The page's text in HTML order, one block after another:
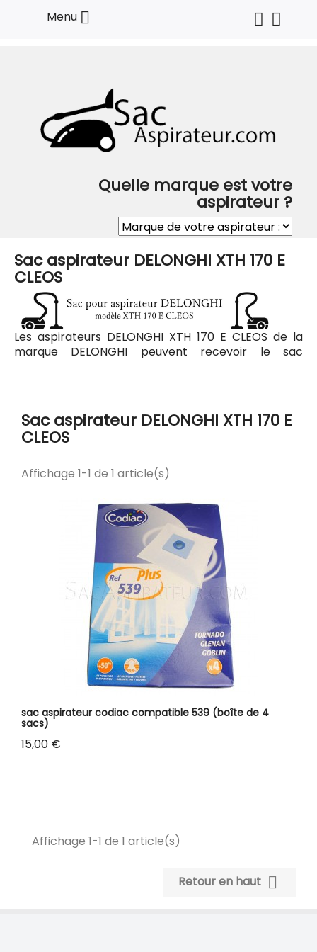
Menu 
Quelle marque est votre
aspirateur ?
Sac aspirateur DELONGHI XTH 170 E
CLEOS
Les aspirateurs DELONGHI XTH 170 E CLEOS de la
marque DELONGHI peuvent recevoir le sac
CLEOS sont listés ci-dessous.
Sac aspirateur DELONGHI XTH 170 E
CLEOS
Affichage 1-1 de 1 article(s)
sac aspirateur codiac compatible 539 (boîte de 4
sacs)
Prix
15,00 €
Affichage 1-1 de 1 article(s)
Retour en haut 